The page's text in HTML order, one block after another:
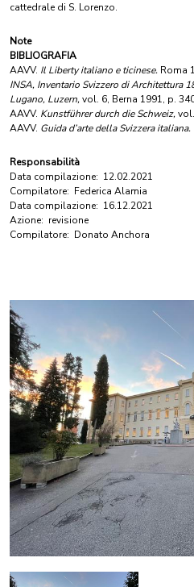
cattedrale di S. Lorenzo.
Note
BIBLIOGRAFIA
AAVV. Il Liberty italiano e ticinese. Roma
INSA, Inventario Svizzero di Architettura
Lugano, Luzern,vol. 6, Berna 1991, p.
AAVV. Kunstführer durch die Schweiz,
AAVV. Guida d’arte della Svizzera italiana.
Responsabilità
Data compilazione: 12.02.2021
Compilatore: Federica Alamia
Data compilazione: 16.12.2021
Azione: revisione
Compilatore: Donato Anchora